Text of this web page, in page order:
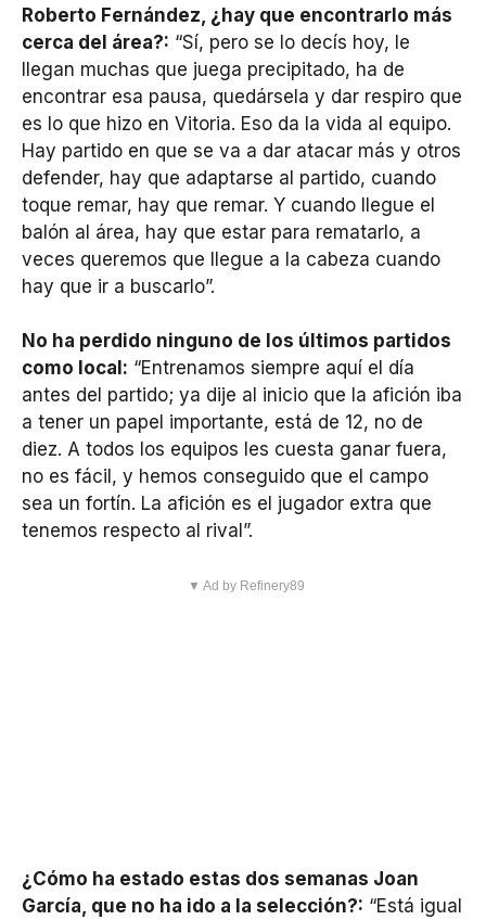
Roberto Fernández, ¿hay que encontrarlo más
cerca del área?: “Sí, pero se lo decís hoy, le
llegan muchas que juega precipitado, ha de
encontrar esa pausa, quedársela y dar respiro que
es lo que hizo en Vitoria. Eso da la vida al equipo.
Hay partido en que se va a dar atacar más y otros
defender, hay que adaptarse al partido, cuando
toque remar, hay que remar. Y cuando llegue el
balón al área, hay que estar para rematarlo, a
veces queremos que llegue a la cabeza cuando
hay que ir a buscarlo”.
No ha perdido ninguno de los últimos partidos
como local: “Entrenamos siempre aquí el día
antes del partido; ya dije al inicio que la afición iba
a tener un papel importante, está de 12, no de
diez. A todos los equipos les cuesta ganar fuera,
no es fácil, y hemos conseguido que el campo
sea un fortín. La afición es el jugador extra que
tenemos respecto al rival”.
▼ Ad by Refinery89
¿Cómo ha estado estas dos semanas Joan
García, que no ha ido a la selección?: “Está igual